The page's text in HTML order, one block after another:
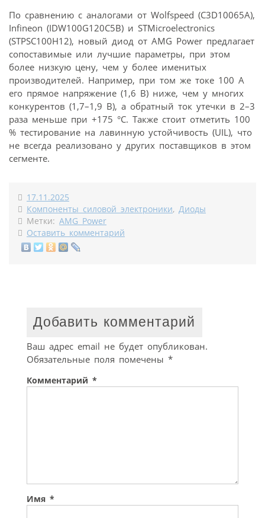
По сравнению с аналогами от Wolfspeed (C3D10065A),
Infineon (IDW100G120C5B) и STMicroelectronics
(STPSC100H12), новый диод от AMG Power предлагает
сопоставимые или лучшие параметры, при этом
более низкую цену, чем у более именитых
производителей. Например, при том же токе 100 А
его прямое напряжение (1,6 В) ниже, чем у многих
конкурентов (1,7–1,9 В), а обратный ток утечки в 2–3
раза меньше при +175 °C. Также стоит отметить 100
% тестирование на лавинную устойчивость (UIL), что
не всегда реализовано у других поставщиков в этом
сегменте.
17.11.2025
Компоненты силовой электроники, Диоды
Метки: AMG Power
Оставить комментарий
Добавить комментарий
Ваш адрес email не будет опубликован.
Обязательные поля помечены *
Комментарий *
Имя *